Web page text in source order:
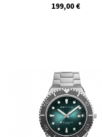
199,00 €